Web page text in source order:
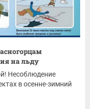
на льду
Несоблюдение
в осенне-зимний